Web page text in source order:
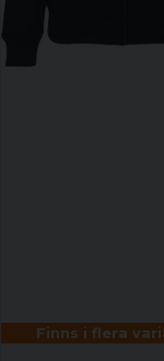
Finns i flera